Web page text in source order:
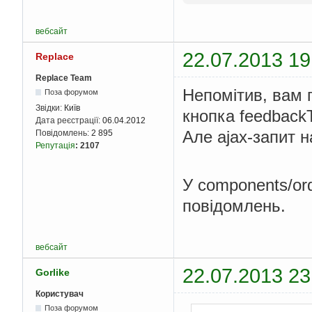
return
});
вебсайт
Replace 22.07.2013
Replace Team
Поза форумом
Звідки: Київ
Дата реєстрації: 06.04.2012
Повідомлень: 2 895
Репутація: 2107
Непомітив, вам
кнопка
Але ajax-запит
У components/
повідомлень.
вебсайт
Gorlike 22.07.2013
Користувач
Поза форумом